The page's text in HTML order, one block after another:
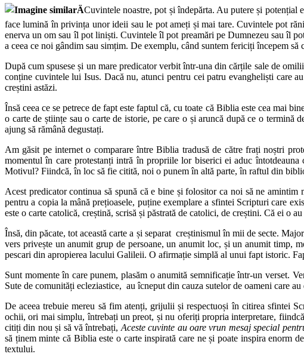
Cuvintele noastre, pot și îndepărta. Au putere și potențial
face lumină în privința unor ideii sau le pot ameți și mai tare. Cuvintele pot
enerva un om sau îl pot liniști. Cuvintele îl pot preamări pe Dumnezeu sau îl
a ceea ce noi gândim sau simțim. De exemplu, când suntem fericiți începem
După cum spusese și un mare predicator verbit într-una din cărțile sale de
conține cuvintele lui Isus. Dacă nu, atunci pentru cei patru evangheliști care
creștini astăzi.
Însă ceea ce se petrece de fapt este faptul că, cu toate că Biblia este cea mai
o carte de științe sau o carte de istorie, pe care o și aruncă după ce o termină
ajung să rămână degustați.
Am găsit pe internet o comparare între Biblia tradusă de către frați noștri
momentul în care protestanți intră în propriile lor biserici ei aduc
Motivul? Fiindcă, în loc să fie citită, noi o punem în altă parte, în raftul din
Acest predicator continua să spună că e bine și folositor ca noi să ne
pentru a copia la mână prețioasele, puține exemplare a sfintei Scripturi care
este o carte catolică, creștină, scrisă și păstrată de catolici, de creștini. Că ei o
Însă, din păcate, tot această carte a și separat creștinismul în mii de secte.
vers privește un anumit grup de persoane, un anumit loc, și un anumit timp,
pescari din apropierea lacului Galileii. O afirmație simplă al unui fapt istoric.
Sunt momente în care punem, plasăm o anumită semnificație într-un verset.
Sute de comunități ecleziastice, au îcneput din cauza sutelor de oameni care
De aceea trebuie mereu să fim atenți, grijulii și respectuoși în citirea sfintei
ochii, ori mai simplu, întrebați un preot, și nu oferiți propria interpretare,
citiți din nou și să vă întrebați, Aceste cuvinte au oare vrun mesaj special
să ținem minte că Biblia este o carte inspirată care ne și poate inspira enorm
textului.